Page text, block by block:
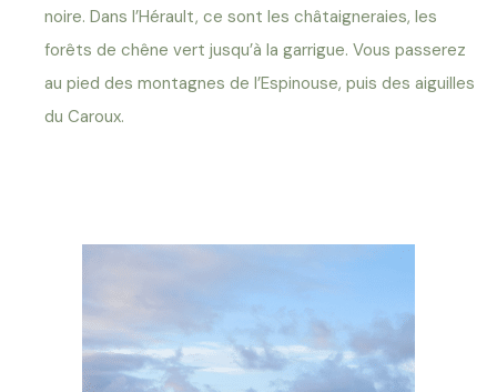
noire. Dans l’Hérault, ce sont les châtaigneraies, les
forêts de chêne vert jusqu’à la garrigue. Vous passerez
au pied des montagnes de l’Espinouse, puis des aiguilles
du Caroux.